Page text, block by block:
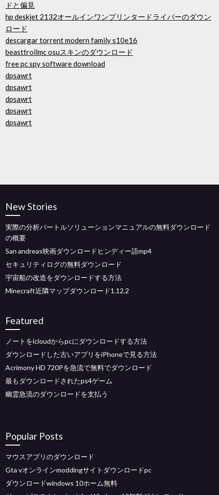
ドと偏見
hp deskjet 2132オールインワンプリンタードライバーのダウン
ロード
descargar torrent modern family s10e16
beasttrollmc osuスキンのダウンロード
free pc spy software download
dpsawrt
dpsawrt
dpsawrt
dpsawrt
dpsawrt
New Stories
実際の分析バートルソリューションマニュアルの無料ダウンロード
の概要
San andreas映画ダウンロードヒンディー語mp4
セキュリティログの無料ダウンロード
宇宙船の改造をダウンロードする方法
Minecraft近隣マップダウンロード1.12.2
Featured
ノートをicloudからpcにダウンロードする方法
ダウンロードした古いアプリをiPhoneで見る方法
Acrimony HD 720Pを急流で無料でダウンロード
最もダウンロードされたps4ゲーム
幽霊急流のダウンロードを支払う
Popular Posts
マウスアプリのダウンロード
Gta vオンラインmoddingサイトダウンロードpc
ダウンロードwindows 10ホーム無料